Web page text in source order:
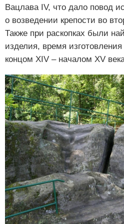
Вацлава IV, что дало повод
о возведении крепости во
Также при раскопках были
изделия, время
концом XIV – началом XV